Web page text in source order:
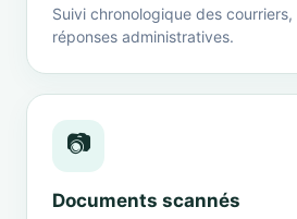
Suivi chronologique des
réponses administratives.
📷
Documents scannés